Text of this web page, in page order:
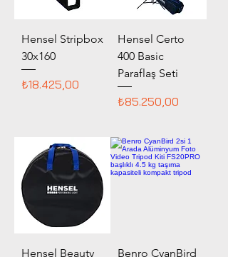
Hensel Stripbox
30x160
Fiyat
₺18.425,00
Hensel Certo
400 Basic
Paraflaş Seti
Fiyat
₺85.250,00
Hensel Beauty
Benro CyanBird